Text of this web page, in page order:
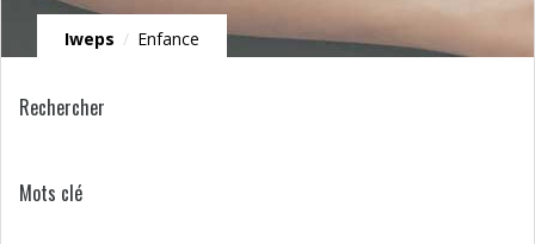
Iweps / Enfance
Rechercher
Mots clé